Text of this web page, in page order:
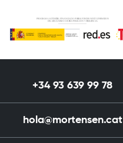
+34 93 639 99 78
hola@mortensen.cat